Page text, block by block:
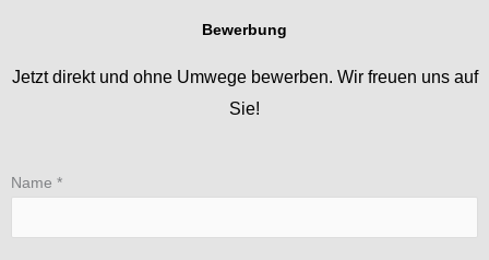
Bewerbung
Jetzt direkt und ohne Umwege bewerben. Wir freuen uns auf
Sie!
Name *